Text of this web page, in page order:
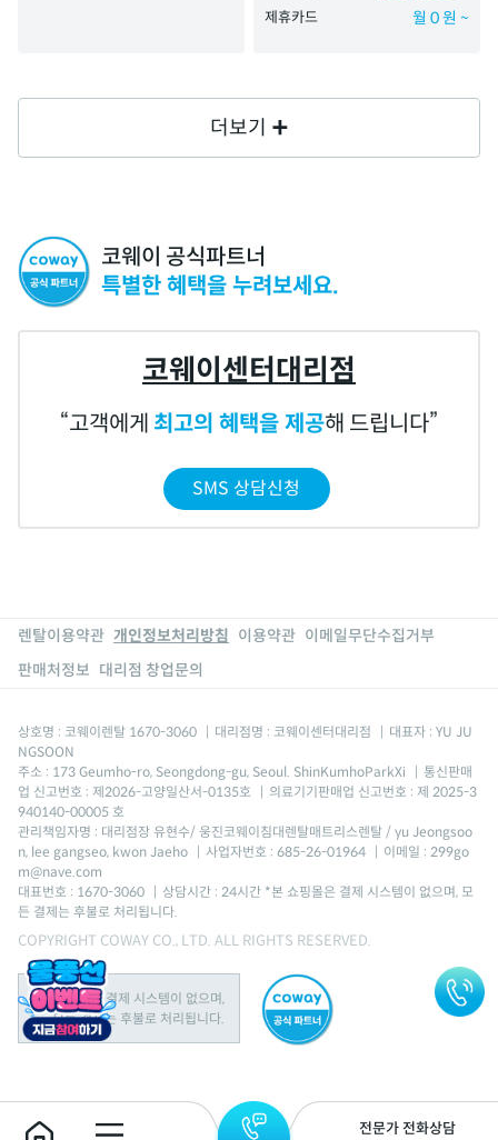
제휴카드 월 0 원 ~
더보기
코웨이 공식파트너
특별한 혜택을 누려보세요.
코웨이센터대리점
고객에게 최고의 혜택을 제공해 드립니다
SMS 상담신청
렌탈이용약관 개인정보처리방침 이용약관 이메일무단수집거부
판매처정보 대리점 창업문의
상호명 : 코웨이렌탈 1670-3060 대리점명 : 코웨이센터대리점
대표자 : YU JU
NGSOON
주소 : 173 Geumho-ro, Seongdong-gu, Seoul. ShinKumhoParkXi
통신판매
업 신고번호 : 제2026-고양일산서-0135호
의료기기판매업 신고번호 : 제 2025-3
940140-00005 호
관리책임자명 : 대리점장 유현수/ 웅진코웨이침대렌탈매트리스렌탈 / yu Jeongsoo
n, lee gangseo, kwon Jaeho
사업자번호 : 685-26-01964
이메일 : 299go
m@nave.com
대표번호 : 1670-3060
상담시간 : 24시간 *본 쇼핑몰은 결제 시스템이 없으며, 모
든 결제는 후불로 처리됩니다.
COPYRIGHT COWAY CO., LTD. ALL RIGHTS RESERVED.
본 쇼핑몰은 결제 시스템이 없으며,
모든 결제는 후불로 처리됩니다.
전문가 전화상담